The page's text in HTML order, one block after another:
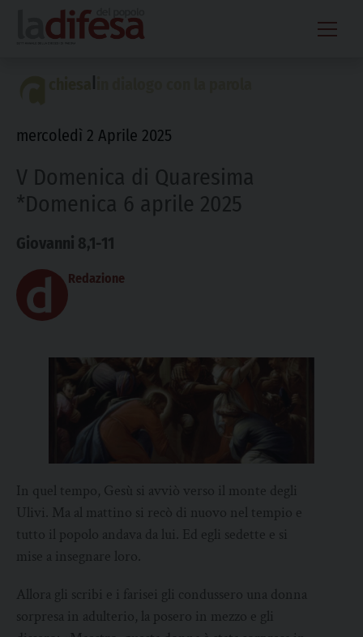
content
mercoledì 2 Aprile 2025
V Domenica di Quaresima
*Domenica 6 aprile 2025
Giovanni 8,1-11
Redazione
In quel tempo, Gesù si avviò verso il monte degli
Ulivi. Ma al mattino si recò di nuovo nel tempio e
tutto il popolo andava da lui. Ed egli sedette e si
mise a insegnare loro.
Allora gli scribi e i farisei gli condussero una donna
sorpresa in adulterio, la posero in mezzo e gli